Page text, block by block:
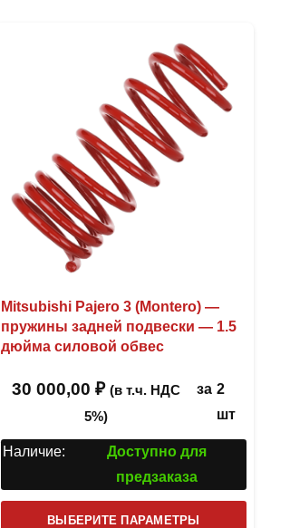
Mitsubishi Pajero 3 (Montero) —
пружины задней подвески — 1.5
дюйма силовой обвес
30 000,00₽ (в т.ч. НДС
5%)
за 2
шт
Наличие:
Доступно для
предзаказа
ВЫБЕРИТЕ ПАРАМЕТРЫ